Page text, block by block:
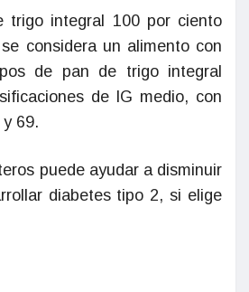
trigo integral 100 por ciento
considera un alimento con
de pan de trigo integral
de IG medio, con
69.
puede ayudar a disminuir
diabetes tipo 2, si elige